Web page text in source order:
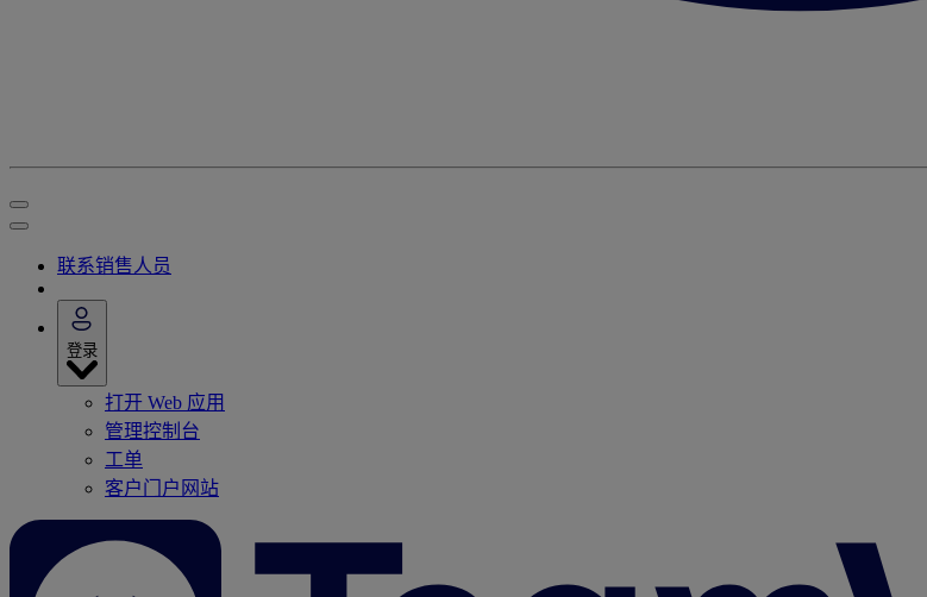
联系销售人员
登录
打开 Web 应用
管理控制台
工单
客户门户网站